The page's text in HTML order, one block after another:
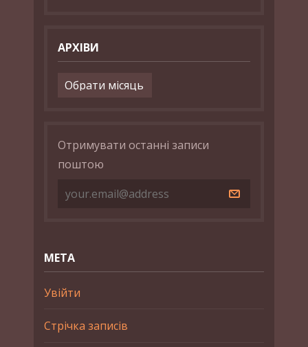
АРХІВИ
Архіви
Отримувати останні записи
поштою
МЕТА
Увійти
Стрічка записів